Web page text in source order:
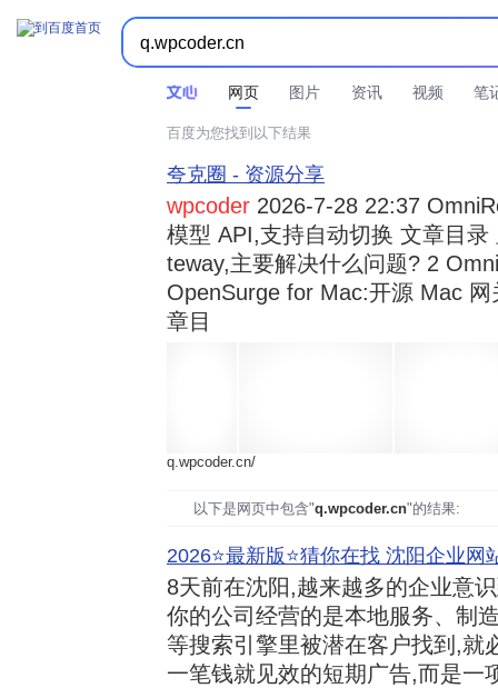
网页 图片 资讯 视频 笔
时间不限  所有网页和文件  站点内检索 
百度为您找到以下结果
夸克圈 - 资源分享
wpcoder 2026-7-28 22:37
模型 API,支持自动切换 文章目
teway,主要解决什么问题? 2
OpenSurge for Mac:开源 Mac
章目
q.wpcoder.cn/
以下是网页中包含"q.wpcoder.cn"的结果:
2026⭐️最新版⭐️猜你在找 沈阳企业网
8天前在沈阳,越来越多的企业意
你的公司经营的是本地服务、制
等搜索引擎里被潜在客户找到,就
一笔钱就见效的短期广告,而是一